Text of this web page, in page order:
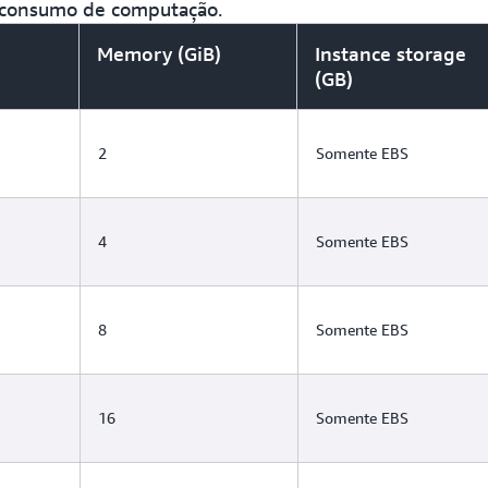
de computação.
Memory (GiB)
Instance storage
(GB)
2 Somente EBS
4 Somente EBS
8 Somente EBS
16 Somente EBS